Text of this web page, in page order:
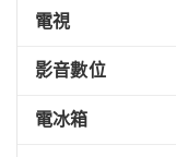
電視
影音數位
電冰箱